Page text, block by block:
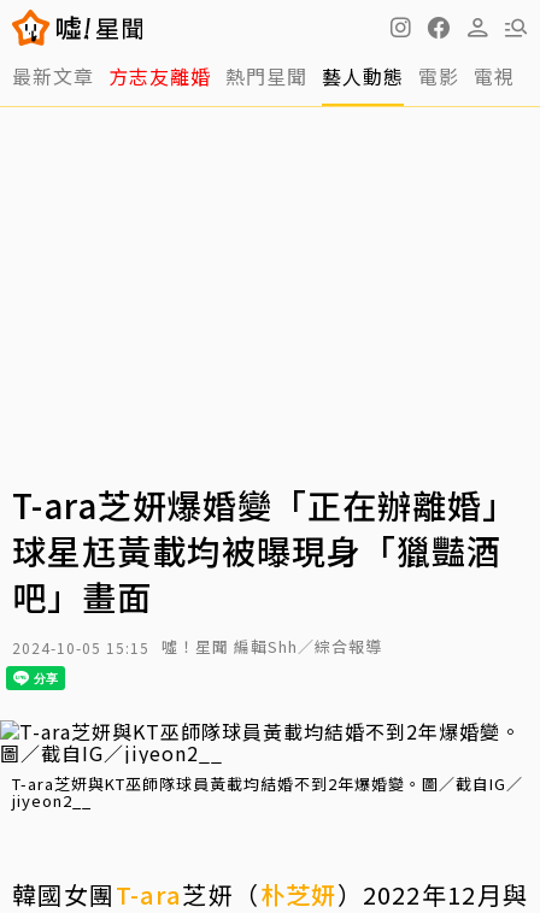
最新文章 方志友離婚 熱門星聞 藝人動態 電影 電視
T-ara芝妍爆婚變「正在辦離婚」
球星尪黃載均被曝現身「獵豔酒
吧」畫面
2024-10-05 15:15 噓！星聞 編輯Shh／綜合報導
T-ara芝妍與KT巫師隊球員黃載均結婚不到2年爆婚變。圖／截自IG／
jiyeon2__
韓國女團T-ara芝妍（朴芝妍）2022年12月與